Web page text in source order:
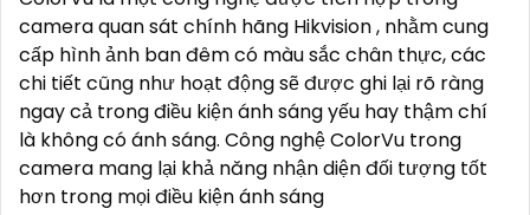
thiệu sản phẩm "Lắp Camera 2K 4MP":
"Chào anh/chị,
Bạn muốn nâng cao an toàn an ninh cho ngôi nhà
hoặc cửa hàng của mình một cách hiệu quả và tiện
lợi? Hãy đến với Camera 2K 4MP, giải pháp giám sát
chất lượng cao mà bạn đang tìm kiếm.
Với độ phân giải 2K và 4MP, Camera này sẽ cung cấp
camera quan sát chính hãng Hikvision , nhằm cung
cấp hình ảnh ban đêm có màu sắc chân thực, các
chi tiết cũng như hoạt động sẽ được ghi lại rõ ràng
ngay cả trong điều kiện ánh sáng yếu hay thậm chí
là không có ánh sáng. Công nghệ ColorVu trong
camera mang lại khả năng nhận diện đối tượng tốt
hơn trong mọi điều kiện ánh sáng